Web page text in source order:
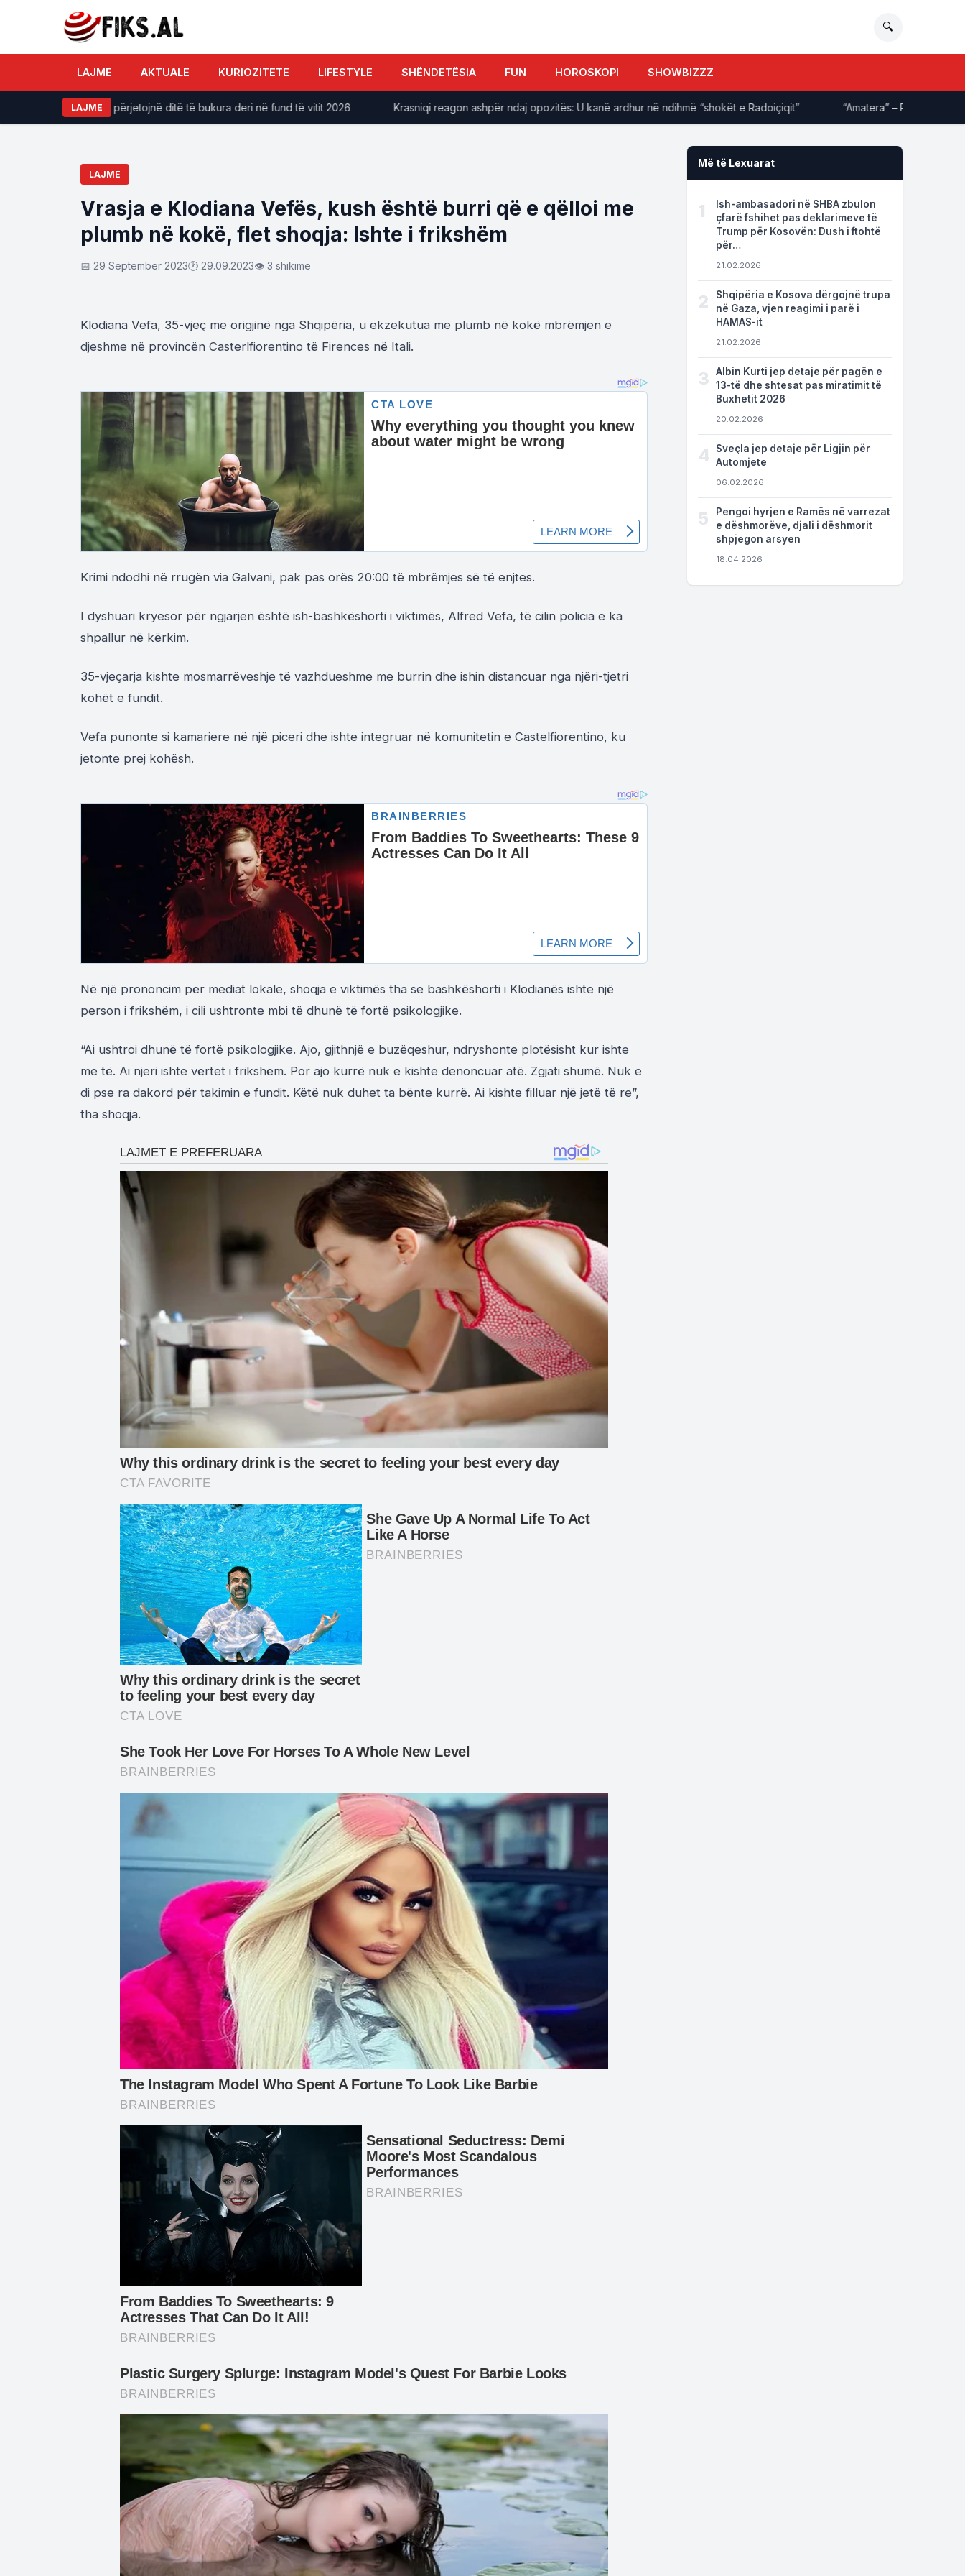
🔍
LAJME AKTUALE KURIOZITETE LIFESTYLE SHËNDETËSIA FUN HOROSKOPI SHOWBIZZZ
LAJME
të zodiakut do të përjetojnë ditë të bukura deri në fund të vitit 2026 ​Krasniqi reagon ashpër ndaj opozitës: U kanë ardhur në ndihmë “shokët e Radoiçiqit” “Amatera” – Rron Gjinovci
LAJME
Vrasja e Klodiana Vefës, kush është burri që e qëlloi me
plumb në kokë, flet shoqja: Ishte i frikshëm
📅 29 September 2023🕐 29.09.2023👁 3 shikime
Klodiana Vefa, 35-vjeç me origjinë nga Shqipëria, u ekzekutua me plumb në kokë mbrëmjen e
djeshme në provincën Casterlfiorentino të Firences në Itali.
Krimi ndodhi në rrugën via Galvani, pak pas orës 20:00 të mbrëmjes së të enjtes.
I dyshuari kryesor për ngjarjen është ish-bashkëshorti i viktimës, Alfred Vefa, të cilin policia e ka
shpallur në kërkim.
35-vjeçarja kishte mosmarrëveshje të vazhdueshme me burrin dhe ishin distancuar nga njëri-tjetri
kohët e fundit.
Vefa punonte si kamariere në një piceri dhe ishte integruar në komunitetin e Castelfiorentino, ku
jetonte prej kohësh.
Në një prononcim për mediat lokale, shoqja e viktimës tha se bashkëshorti i Klodianës ishte një
person i frikshëm, i cili ushtronte mbi të dhunë të fortë psikologjike.
“Ai ushtroi dhunë të fortë psikologjike. Ajo, gjithnjë e buzëqeshur, ndryshonte plotësisht kur ishte
me të. Ai njeri ishte vërtet i frikshëm. Por ajo kurrë nuk e kishte denoncuar atë. Zgjati shumë. Nuk e
di pse ra dakord për takimin e fundit. Këtë nuk duhet ta bënte kurrë. Ai kishte filluar një jetë të re”,
tha shoqja.
Më të Lexuarat
1
Ish-ambasadori në SHBA zbulon
çfarë fshihet pas deklarimeve të
Trump për Kosovën: Dush i ftohtë
për…
21.02.2026
2
Shqipëria e Kosova dërgojnë trupa
në Gaza, vjen reagimi i parë i
HAMAS-it
21.02.2026
3
Albin Kurti jep detaje për pagën e
13-të dhe shtesat pas miratimit të
Buxhetit 2026
20.02.2026
4
Sveçla jep detaje për Ligjin për
Automjete
06.02.2026
5
Pengoi hyrjen e Ramës në varrezat
e dëshmorëve, djali i dëshmorit
shpjegon arsyen
18.04.2026